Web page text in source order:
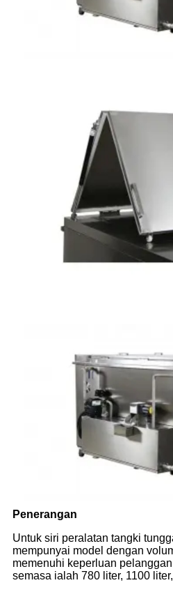
Penerangan
Untuk siri peralatan tangki
mempunyai model dengan
memenuhi keperluan
semasa ialah 780 liter, 1100